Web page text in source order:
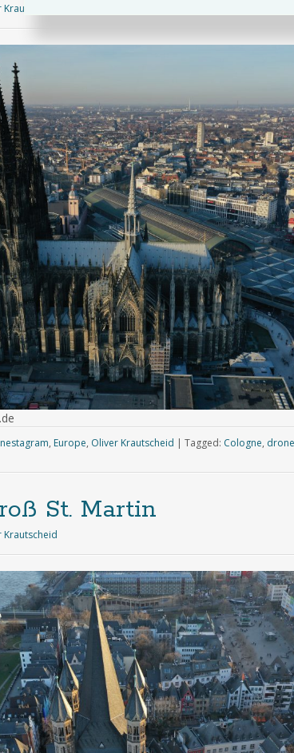
, Europe, Oliver Krautscheid | Tagged: Cologne,
St. Martin
Krautscheid